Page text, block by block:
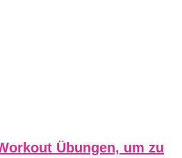
Übungen, um zu